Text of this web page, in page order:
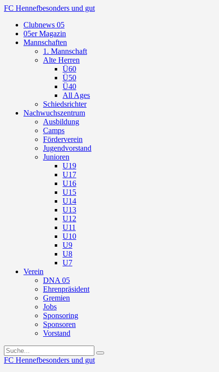
FC Hennefbesonders und gut
Clubnews 05
05er Magazin
Mannschaften
1. Mannschaft
Alte Herren
Ü60
Ü50
Ü40
All Ages
Schiedsrichter
Nachwuchszentrum
Ausbildung
Camps
Förderverein
Jugendvorstand
Junioren
U19
U17
U16
U15
U14
U13
U12
U11
U10
U9
U8
U7
Verein
DNA 05
Ehrenpräsident
Gremien
Jobs
Sponsoring
Sponsoren
Vorstand
FC Hennefbesonders und gut